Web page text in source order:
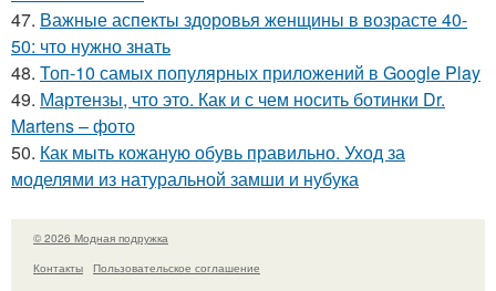
47. Важные аспекты здоровья женщины в возрасте 40-
50: что нужно знать
48. Топ-10 самых популярных приложений в Google Play
49. Мартензы, что это. Как и с чем носить ботинки Dr.
Martens – фото
50. Как мыть кожаную обувь правильно. Уход за
моделями из натуральной замши и нубука
© 2026 Модная подружка
Контакты
Пользовательское соглашение